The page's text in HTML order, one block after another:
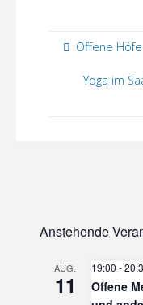
Offene
Yoga im
Anstehende
AUG.
11
19:00 -
Offene